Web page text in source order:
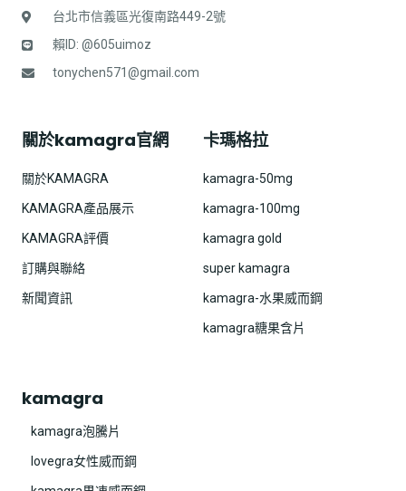
台北市信義區光復南路449-2號
賴ID: @605uimoz
tonychen571@gmail.com
關於kamagra官網
關於KAMAGRA
KAMAGRA產品展示
KAMAGRA評價
訂購與聯絡
新聞資訊
卡瑪格拉
kamagra-50mg
kamagra-100mg
kamagra gold
super kamagra
kamagra-水果威而鋼
kamagra糖果含片
kamagra
kamagra泡騰片
lovegra女性威而鋼